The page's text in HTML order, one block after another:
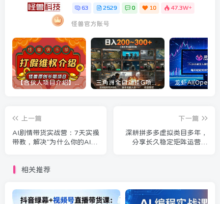
63 2529 0 10 47.3W+
怪兽官方账号
【合伙人项目介绍】打假维权项目介绍 三角洲全自动挂G项目，一台电脑即可操作，防封稳账号，日收益300+，收益全程包回收，省心稳賺【揭秘】
上一篇
AI剧情带货实战营：7天实操
带教，解决“为什么你的AI视
下一篇
深耕拼多多虚拟类目多年，
分享长久稳定矩阵运营思
相关推荐